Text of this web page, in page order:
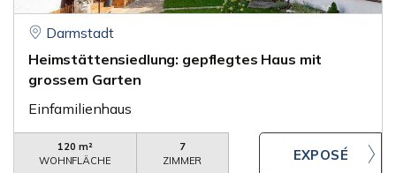
Darmstadt
Heimstättensiedlung: gepflegtes Haus mit
grossem Garten
Einfamilienhaus
120 m²
WOHNFLÄCHE
7
ZIMMER